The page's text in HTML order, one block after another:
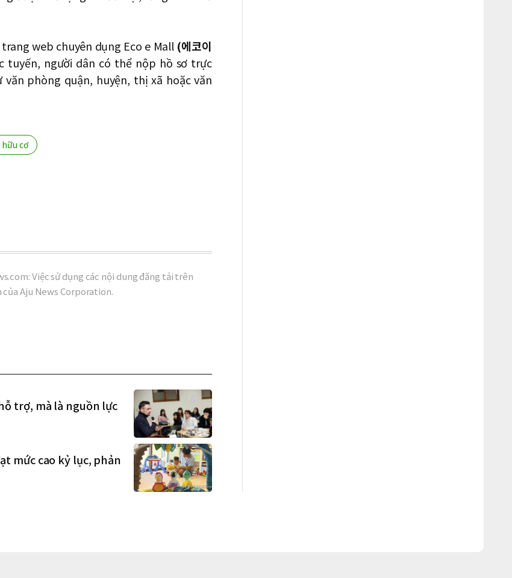
web chuyên dụng Eco e Mall (에코이
tuyến, người dân có thể nộp hồ sơ trực
phòng quận, huyện, thị xã hoặc văn
cơ
Việc sử dụng các nội dung đăng tải trên
Aju News Corporation.
trợ, mà là nguồn lực
mức cao kỷ lục, phản